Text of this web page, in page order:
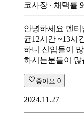
코사장 ∙ 채택률
안녕하세요 멘티
균12시간 ~13시
하니 신입들이
하시는분들이 많
좋아요 0
2024.11.27